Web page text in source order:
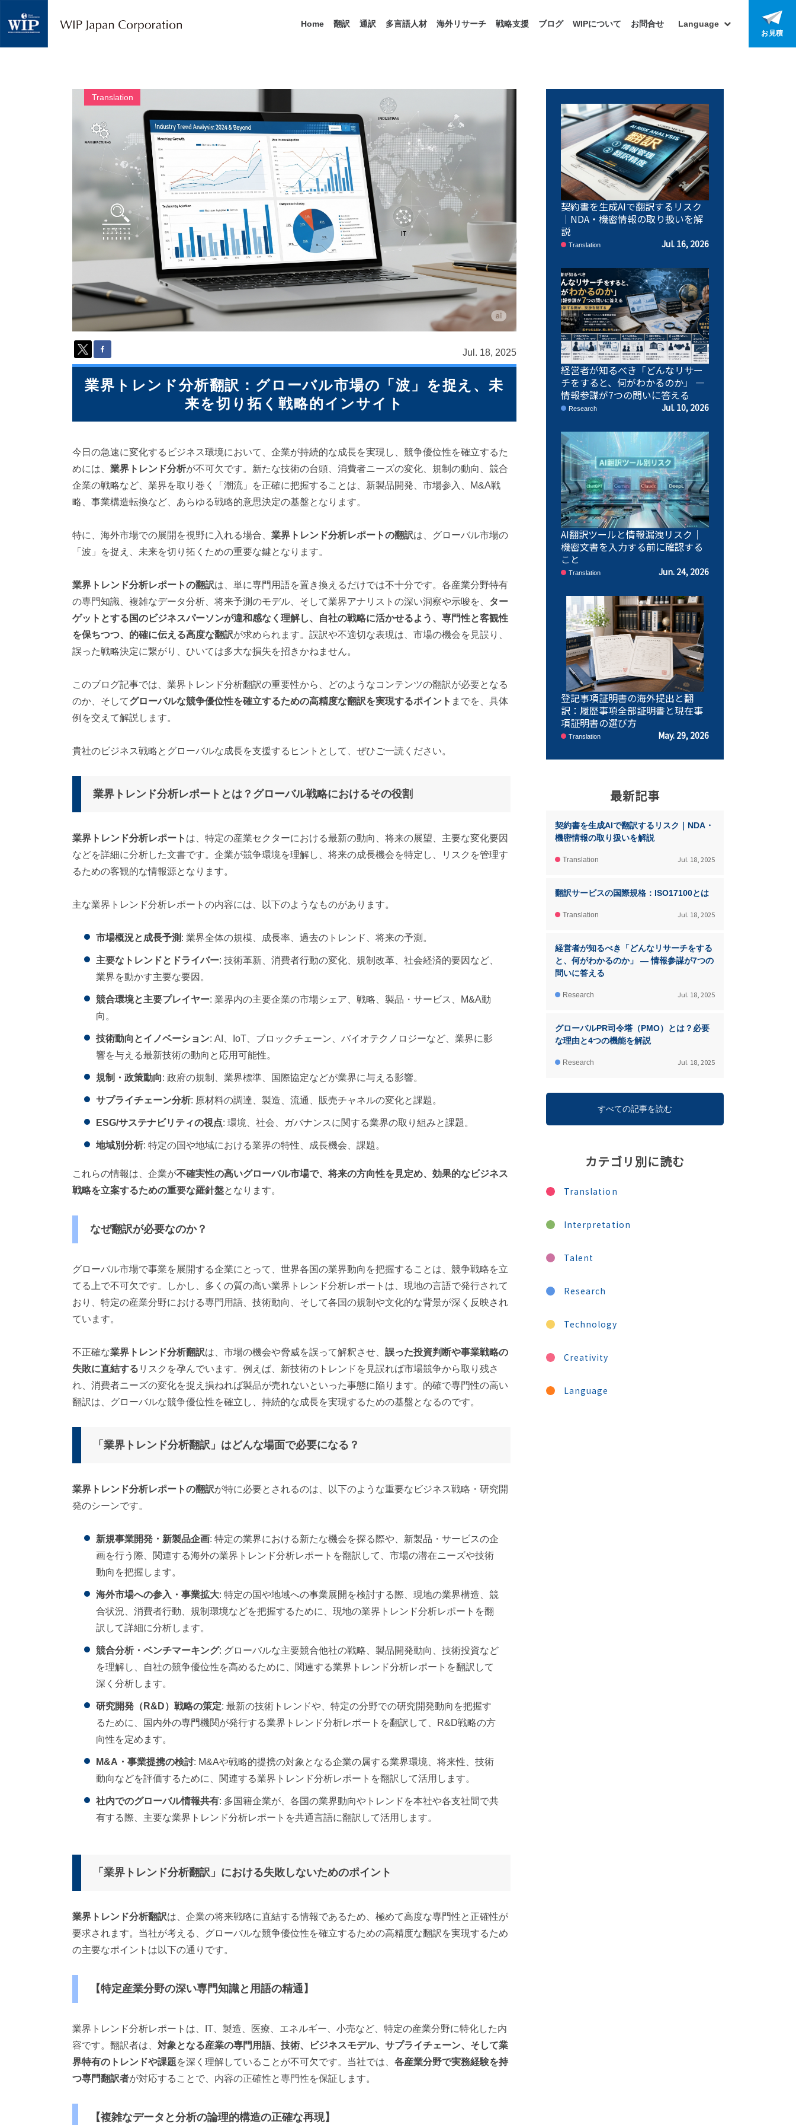
P
訳
・
通
海
外
調
・
人
材
派
遣
の
多
語
ビ
ス
（
1
語
・
2
1
0
国
対
応
Home 翻訳 通訳 多言語人材 海外リサーチ 戦略支援 ブログ WIPについて お問合せ Language
お見積
Translation
Jul. 18, 2025
業界トレンド分析翻訳：グローバル市場の「波」を捉え、未
来を切り拓く戦略的インサイト
今日の急速に変化するビジネス環境において、企業が持続的な成長を実現し、競争優位性を確立するた
めには、 業界トレンド分析が不可欠です。新たな技術の台頭、消費者ニーズの変化、規制の動向、競合
企業の戦略など、業界を取り巻く「潮流」を正確に把握することは、新製品開発、市場参入、M&A戦
略、事業構造転換など、あらゆる戦略的意思決定の基盤となります。
特に、海外市場での展開を視野に入れる場合、 業界トレンド分析レポートの翻訳は、グローバル市場の
「波」を捉え、未来を切り拓くための重要な鍵となります。
業界トレンド分析レポートの翻訳は、単に専門用語を置き換えるだけでは不十分です。各産業分野特有
の専門知識、複雑なデータ分析、将来予測のモデル、そして業界アナリストの深い洞察や示唆を、 ター
ゲットとする国のビジネスパーソンが違和感なく理解し、自社の戦略に活かせるよう、専門性と客観性
を保ちつつ、的確に伝える高度な翻訳が求められます。誤訳や不適切な表現は、市場の機会を見誤り、
誤った戦略決定に繋がり、ひいては多大な損失を招きかねません。
このブログ記事では、業界トレンド分析翻訳の重要性から、どのようなコンテンツの翻訳が必要となる
のか、そしてグローバルな競争優位性を確立するための高精度な翻訳を実現するポイント までを、具体
例を交えて解説します。
貴社のビジネス戦略とグローバルな成長を支援するヒントとして、ぜひご一読ください。
業界トレンド分析レポートとは？グローバル戦略におけるその役割
業界トレンド分析レポート は、特定の産業セクターにおける最新の動向、将来の展望、主要な変化要因
などを詳細に分析した文書です。企業が競争環境を理解し、将来の成長機会を特定し、リスクを管理す
るための客観的な情報源となります。
主な業界トレンド分析レポートの内容には、以下のようなものがあります。
市場概況と成長予測 : 業界全体の規模、成長率、過去のトレンド、将来の予測。
主要なトレンドとドライバー: 技術革新、消費者行動の変化、規制改革、社会経済的要因など、
業界を動かす主要な要因。
競合環境と主要プレイヤー: 業界内の主要企業の市場シェア、戦略、製品・サービス、M&A動
向。
技術動向とイノベーション: AI、IoT、ブロックチェーン、バイオテクノロジーなど、業界に影
響を与える最新技術の動向と応用可能性。
規制・政策動向: 政府の規制、業界標準、国際協定などが業界に与える影響。
サプライチェーン分析: 原材料の調達、製造、流通、販売チャネルの変化と課題。
ESG/サステナビリティの視点: 環境、社会、ガバナンスに関する業界の取り組みと課題。
地域別分析: 特定の国や地域における業界の特性、成長機会、課題。
これらの情報は、企業が不確実性の高いグローバル市場で、将来の方向性を見定め、効果的なビジネス
戦略を立案するための重要な羅針盤となります。
なぜ翻訳が必要なのか？
グローバル市場で事業を展開する企業にとって、世界各国の業界動向を把握することは、競争戦略を立
てる上で不可欠です。しかし、多くの質の高い業界トレンド分析レポートは、現地の言語で発行されて
おり、特定の産業分野における専門用語、技術動向、そして各国の規制や文化的な背景が深く反映され
ています。
不正確な業界トレンド分析翻訳は、市場の機会や脅威を誤って解釈させ、 誤った投資判断や事業戦略の
失敗に直結する リスクを孕んでいます。例えば、新技術のトレンドを見誤れば市場競争から取り残さ
れ、消費者ニーズの変化を捉え損ねれば製品が売れないといった事態に陥ります。的確で専門性の高い
翻訳は、グローバルな競争優位性を確立し、持続的な成長を実現するための基盤となるのです。
「業界トレンド分析翻訳」はどんな場面で必要になる？
業界トレンド分析レポートの翻訳が特に必要とされるのは、以下のような重要なビジネス戦略・研究開
発のシーンです。
新規事業開発・新製品企画: 特定の業界における新たな機会を探る際や、新製品・サービスの企
画を行う際、関連する海外の業界トレンド分析レポートを翻訳して、市場の潜在ニーズや技術
動向を把握します。
海外市場への参入・事業拡大: 特定の国や地域への事業展開を検討する際、現地の業界構造、競
合状況、消費者行動、規制環境などを把握するために、現地の業界トレンド分析レポートを翻
訳して詳細に分析します。
競合分析・ベンチマーキング: グローバルな主要競合他社の戦略、製品開発動向、技術投資など
を理解し、自社の競争優位性を高めるために、関連する業界トレンド分析レポートを翻訳して
深く分析します。
研究開発（R&D）戦略の策定: 最新の技術トレンドや、特定の分野での研究開発動向を把握す
るために、国内外の専門機関が発行する業界トレンド分析レポートを翻訳して、R&D戦略の方
向性を定めます。
M&A・事業提携の検討: M&Aや戦略的提携の対象となる企業の属する業界環境、将来性、技術
動向などを評価するために、関連する業界トレンド分析レポートを翻訳して活用します。
社内でのグローバル情報共有: 多国籍企業が、各国の業界動向やトレンドを本社や各支社間で共
有する際、主要な業界トレンド分析レポートを共通言語に翻訳して活用します。
「業界トレンド分析翻訳」における失敗しないためのポイント
業界トレンド分析翻訳は、企業の将来戦略に直結する情報であるため、極めて高度な専門性と正確性が
要求されます。当社が考える、グローバルな競争優位性を確立するための高精度な翻訳を実現するため
の主要なポイントは以下の通りです。
【特定産業分野の深い専門知識と用語の精通】
業界トレンド分析レポートは、IT、製造、医療、エネルギー、小売など、特定の産業分野に特化した内
容です。翻訳者は、 対象となる産業の専門用語、技術、ビジネスモデル、サプライチェーン、そして業
界特有のトレンドや課題を深く理解していることが不可欠です。当社では、 各産業分野で実務経験を持
つ専門翻訳者が対応することで、内容の正確性と専門性を保証します。
【複雑なデータと分析の論理的構造の正確な再現】
契約書を生成AIで翻訳するリスク
｜NDA・機密情報の取り扱いを解
説
Translation Jul. 16, 2026
経営者が知るべき「どんなリサー
チをすると、何がわかるのか」 ―
情報参謀が7つの問いに答える
Research Jul. 10, 2026
AI翻訳ツールと情報漏洩リスク｜
機密文書を入力する前に確認する
こと
Translation Jun. 24, 2026
登記事項証明書の海外提出と翻
訳：履歴事項全部証明書と現在事
項証明書の選び方
Translation May. 29, 2026
最新記事
契約書を生成AIで翻訳するリスク｜NDA・
機密情報の取り扱いを解説
Translation Jul. 18, 2025
翻訳サービスの国際規格：ISO17100とは
Translation Jul. 18, 2025
経営者が知るべき「どんなリサーチをする
と、何がわかるのか」 ― 情報参謀が7つの
問いに答える
Research Jul. 18, 2025
グローバルPR司令塔（PMO）とは？必要
な理由と4つの機能を解説
Research Jul. 18, 2025
すべての記事を読む
カテゴリ別に読む
Translation
Interpretation
Talent
Research
Technology
Creativity
Language